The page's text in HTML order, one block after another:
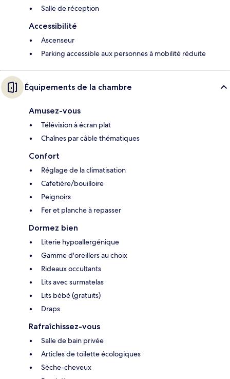
Salle de réception
Accessibilité
Ascenseur
Parking accessible aux personnes à mobilité réduite
Équipements de la chambre
Amusez-vous
Télévision à écran plat
Chaînes par câble thématiques
Confort
Réglage de la climatisation
Cafetière/bouilloire
Peignoirs
Fer et planche à repasser
Dormez bien
Literie hypoallergénique
Gamme d'oreillers au choix
Rideaux occultants
Lits avec surmatelas
Lits bébé (gratuits)
Draps
Rafraîchissez-vous
Salle de bain privée
Articles de toilette écologiques
Sèche-cheveux